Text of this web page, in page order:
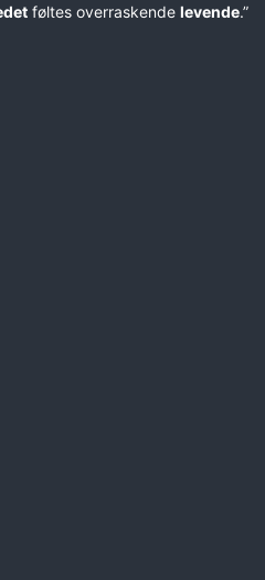
føltes overraskende levende.”